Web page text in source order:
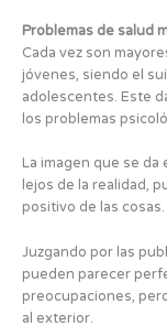
Problemas de salud
Cada vez son
jóvenes, siendo el
adolescentes. Este
los problemas
La imagen que se
lejos de la realidad,
positivo de las cosas.
Juzgando por las
pueden parecer
preocupaciones,
al exterior.